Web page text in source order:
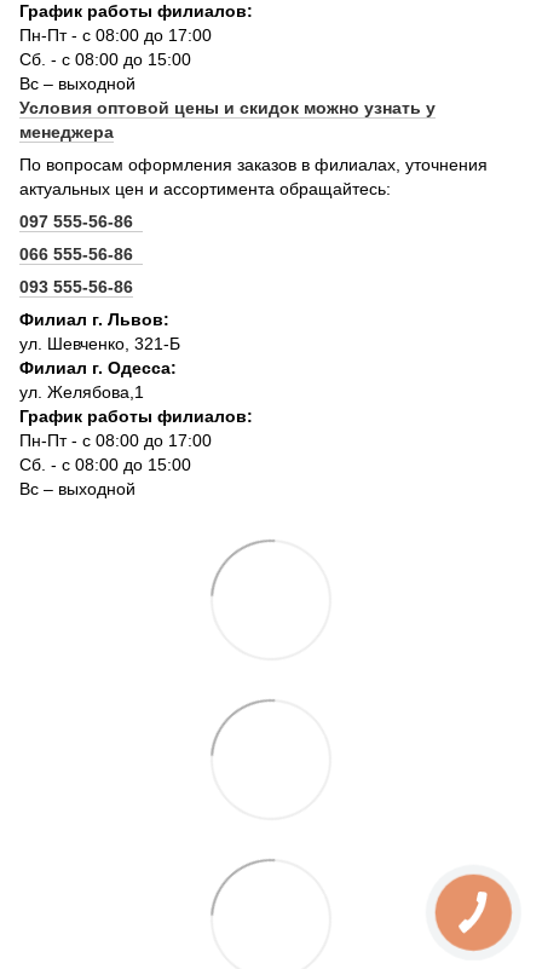
График работы филиалов:
Пн-Пт - с 08:00 до 17:00
Сб. - с 08:00 до 15:00
Вс – выходной
Условия оптовой цены и скидок можно узнать у
менеджера
По вопросам оформления заказов в филиалах, уточнения
актуальных цен и ассортимента обращайтесь:
097 555-56-86
066 555-56-86
093 555-56-86
Филиал г. Львов:
ул. Шевченко, 321-Б
Филиал г. Одесса:
ул. Желябова,1
График работы филиалов:
Пн-Пт - с 08:00 до 17:00
Сб. - с 08:00 до 15:00
Вс – выходной